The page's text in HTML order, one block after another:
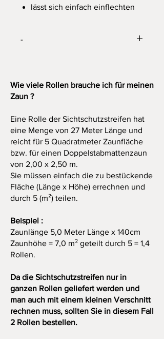
lässt sich einfach einflechten
-
Mehrwertsteuer
gemäß §19 UStG.
Grundpreis: 2,55€ / 1 Meter
Lieferzeit: 3-4 Werktage
Wie viele Rollen brauche ich für meinen
Zaun ?
Eine Rolle der Sichtschutzstreifen hat
eine Menge von 27 Meter Länge und
reicht für 5 Quadratmeter Zaunfläche
bzw. für einen Doppelstabmattenzaun
von 2,00 x 2,50 m.
Sie müssen einfach die zu bestückende
Fläche (Länge x Höhe) errechnen und
durch 5 (m²) teilen.
Beispiel :
Zaunlänge 5,0 Meter Länge x 140cm
Zaunhöhe = 7,0 m² geteilt durch 5 = 1,4
Rollen.
Da die Sichtschutzstreifen nur in
ganzen Rollen geliefert werden und
man auch mit einem kleinen Verschnitt
rechnen muss, sollten Sie in diesem Fall
2 Rollen bestellen.